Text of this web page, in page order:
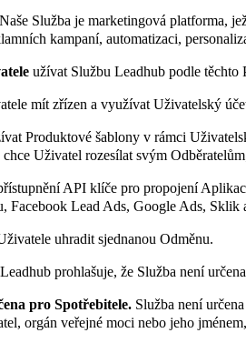
Naše Služba je marketingová platforma,
kampaní, automatizaci,
užívat Službu Leadhub podle těchto
mít zřízen a využívat Uživatelský
Produktové šablony v rámci
Uživatel rozesílat svým
API klíče pro propojení
Facebook Lead Ads, Google Ads,
uhradit sjednanou Odměnu.
Leadhub prohlašuje, že Služba není
pro Spotřebitele. Služba není
orgán veřejné moci nebo jeho